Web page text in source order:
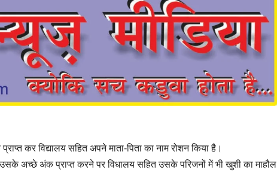
कर विद्यालय सहित अपने माता-पिता का नाम रोशन किया है।
उसके अच्छे अंक प्राप्त करने पर विधालय सहित उसके परिजनों में भी खुशी का माहौल